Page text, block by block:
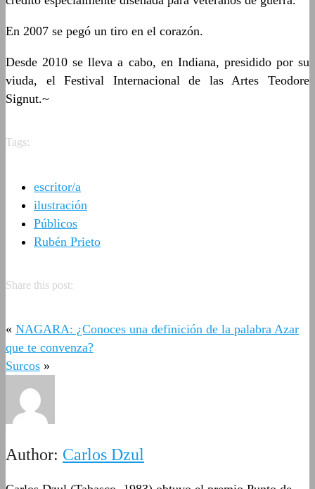
En 2007 se pegó un tiro en el corazón.
Desde 2010 se lleva a cabo, en Indiana, presidido por su
viuda, el Festival Internacional de las Artes Teodore
Signut.~
Tags:
escritor/a
ilustración
Públicos
Rubén Prieto
Share this post:
« NAGARA: ¿Conoces una definición de la palabra Azar
que te convenza?
Surcos »
Author: Carlos Dzul